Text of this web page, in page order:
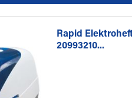
Rapid
20993210...